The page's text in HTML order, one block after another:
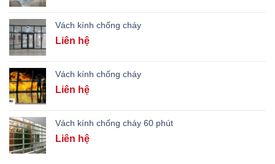
Vách kính chống cháy
Liên hệ
Vách kính chống cháy
Liên hệ
Vách kính chống cháy 60 phút
Liên hệ